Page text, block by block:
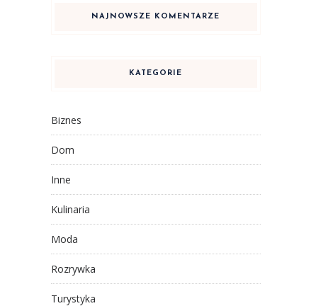
NAJNOWSZE KOMENTARZE
KATEGORIE
Biznes
Dom
Inne
Kulinaria
Moda
Rozrywka
Turystyka